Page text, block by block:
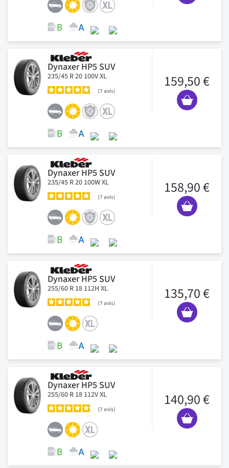
Dynaxer HP5 SUV
235/45 R 20 100V XL
7 avis
159,50 €
Dynaxer HP5 SUV
235/45 R 20 100W XL
7 avis
158,90 €
Dynaxer HP5 SUV
255/60 R 18 112H XL
7 avis
135,70 €
Dynaxer HP5 SUV
255/60 R 18 112V XL
7 avis
140,90 €